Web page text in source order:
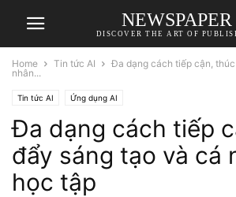
NEWSPAPER
DISCOVER THE ART OF
Home Tin tức AI
Đa dạng cách tiếp cận,
nhân...
Tin tức AI Ứng dụng AI
Đa dạng cách tiếp
đẩy sáng tạo và cá
học tập